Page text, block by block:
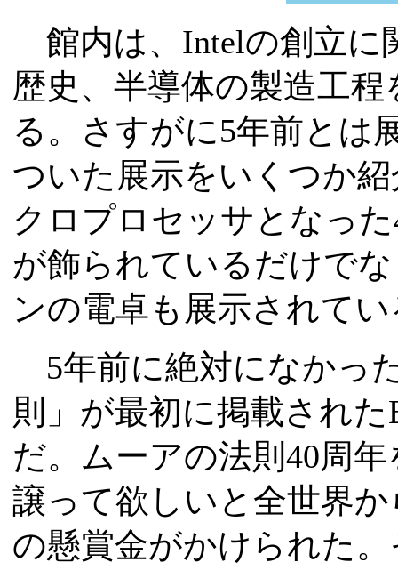
館内は、Intelの創立に
歴史、半導体の製造工
る。さすがに5年前とは
ついた展示をいくつか
クロプロセッサとなっ
が飾られているだけで
ンの電卓も展示されて
5年前に絶対になかっ
則」が最初に掲載された
だ。ムーアの法則40周
譲って欲しいと全世界
の懸賞金がかけられた